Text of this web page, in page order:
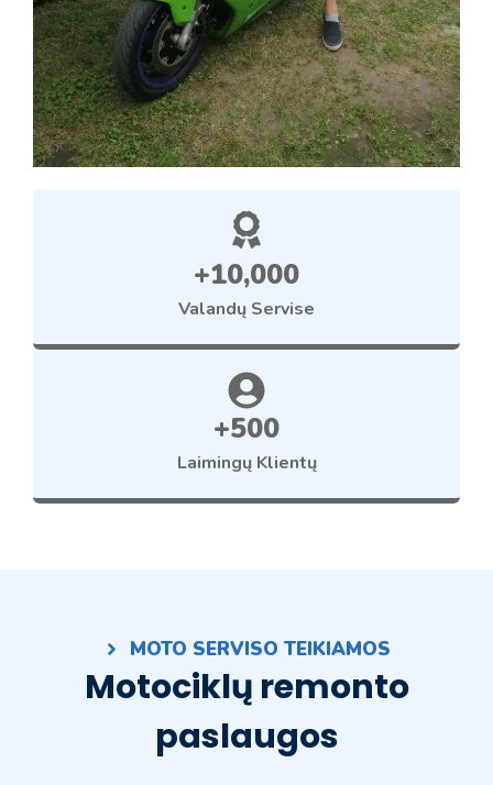
+10,000
Valandų Servise
+500
Laimingų Klientų
MOTO SERVISO TEIKIAMOS
Motociklų remonto
paslaugos